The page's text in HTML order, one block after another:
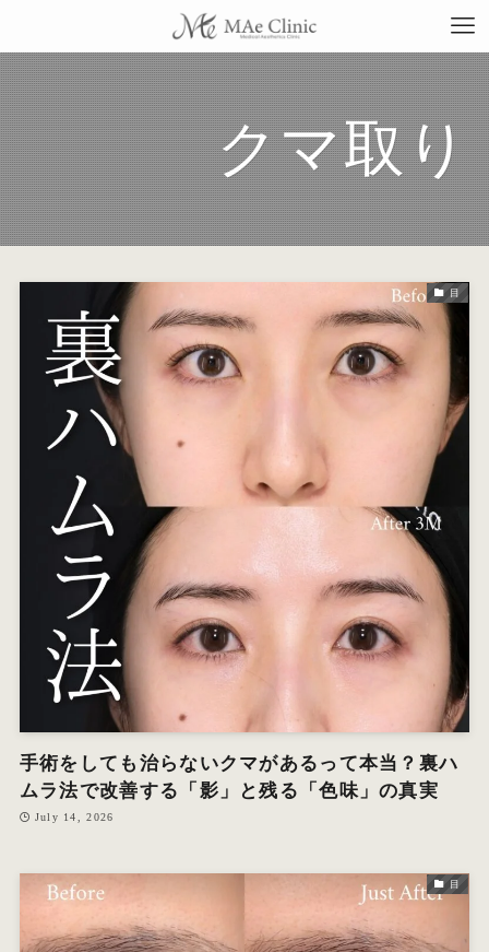
当
料
施
症
クマ取り
目
手術をしても治らないクマがあるって本当？裏ハ
ムラ法で改善する「影」と残る「色味」の真実
July 14, 2026
目